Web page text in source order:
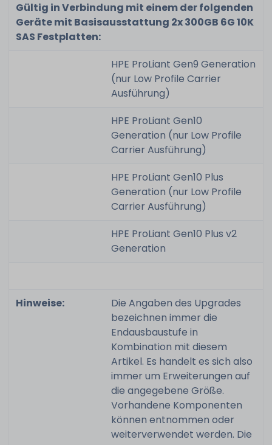
Gültig in Verbindung mit einem der folgenden
Geräte mit Basisausstattung 2x 300GB 6G 10K
SAS Festplatten:
HPE ProLiant Gen9 Generation
(nur Low Profile Carrier
Ausführung)
HPE ProLiant Gen10
Generation (nur Low Profile
Carrier Ausführung)
HPE ProLiant Gen10 Plus
Generation (nur Low Profile
Carrier Ausführung)
HPE ProLiant Gen10 Plus v2
Generation
Hinweise:
Die Angaben des Upgrades
bezeichnen immer die
Endausbaustufe in
Kombination mit diesem
Artikel. Es handelt es sich also
immer um Erweiterungen auf
die angegebene Größe.
Vorhandene Komponenten
können entnommen oder
weiterverwendet werden. Die